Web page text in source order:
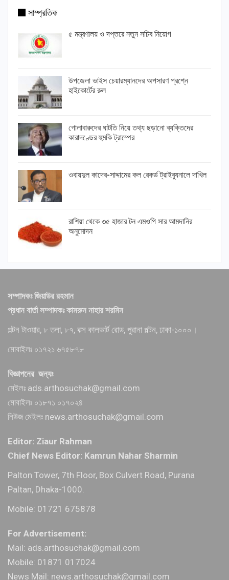
সাম্প্রতিক
৫ মন্ত্রণালয় ও দপ্তরে নতুন সচিব নিয়োগ
উপজেলা ভাইস চেয়ারম্যানদের অপসারণ প্রশ্নে
হাইকোর্টের রুল
গোলাবারুদের ঘাটতি নিয়ে তথ্য ছড়ানো ব্যক্তিদের
কারাদণ্ডের হুমকি ট্রাম্পের
ওবায়দুল কাদের-সাদ্দামের কল রেকর্ড ট্রাইব্যুনালে দাখিল
রাশিয়া থেকে ৩৫ হাজার টন এমওপি সার আমদানির
অনুমোদন
সম্পাদকঃ জিয়াউর রহমান
প্রধান বার্তা সম্পাদকঃ কামরুন নাহার শরমিন
পল্টন টাওয়ার, ৮ তলা, ৮৭, বক্স কালভার্ট রোড, পুরানা পল্টন, ঢাকা-১০০০।
মোবাইলঃ ০১৭২১ ৬৭৫৮৭৮
বিজ্ঞাপনের জন্যঃ
মেইলঃ ads.arthosuchak@gmail.com
মোবাইলঃ ০১৮৭১ ০১৭০২৪
নিউজ মেইলঃ news.arthosuchak@gmail.com
Editor: Ziaur Rahman
Chief News Editor: Kamrun Nahar Sharmin
Palton Tower, 7th Floor, Box Culvert Road, Purana
Paltan, Dhaka-1000.
Mobile: 01721 675878
For Advertisement:
Mail: ads.arthosuchak@gmail.com
Mobile: 01871 017024
News Mail: news.arthosuchak@gmail.com